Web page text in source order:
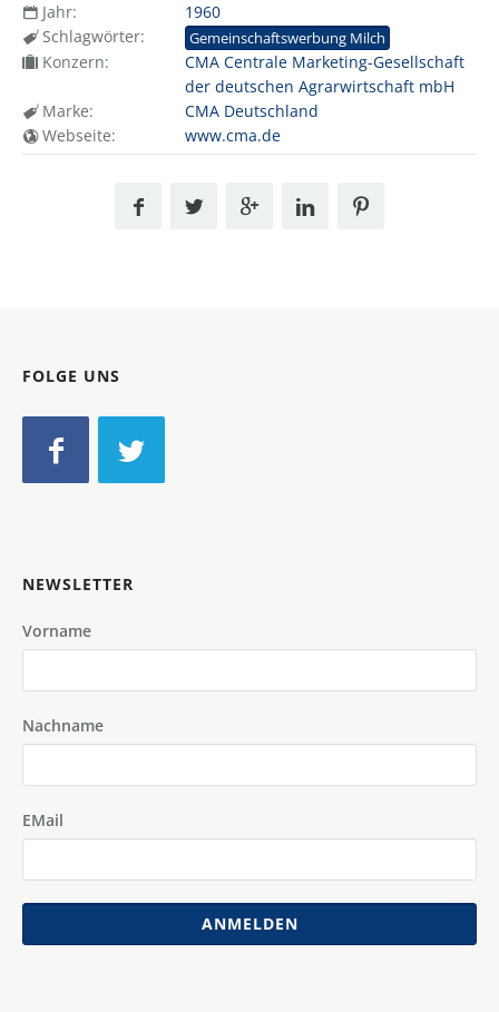
Jahr:
1960
Schlagwörter:
Gemeinschaftswerbung Milch
Konzern:
CMA Centrale Marketing-Gesellschaft
der deutschen Agrarwirtschaft mbH
Marke:
CMA Deutschland
Webseite:
www.cma.de
FOLGE UNS
NEWSLETTER
Vorname
Nachname
EMail
ANMELDEN